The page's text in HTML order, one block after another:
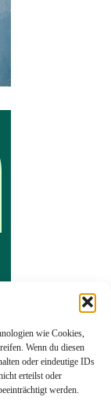
wie Cookies,
Wenn du diesen
oder eindeutige IDs
erteilst oder
werden.